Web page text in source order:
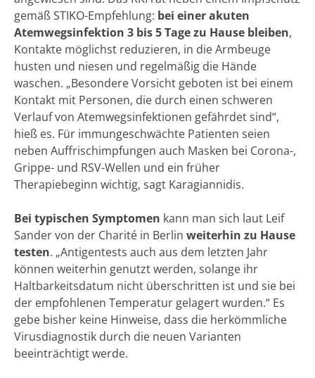
gemäß STIKO-Empfehlung: bei einer akuten
Atemwegsinfektion 3 bis 5 Tage zu Hause bleiben,
Kontakte möglichst reduzieren, in die Armbeuge
husten und niesen und regelmäßig die Hände
waschen. „Besondere Vorsicht geboten ist bei einem
Kontakt mit Personen, die durch einen schweren
Verlauf von Atemwegsinfektionen gefährdet sind“,
hieß es. Für immungeschwächte Patienten seien
neben Auffrischimpfungen auch Masken bei Corona-,
Grippe- und RSV-Wellen und ein früher
Therapiebeginn wichtig, sagt Karagiannidis.
Bei typischen Symptomen kann man sich laut Leif
Sander von der Charité in Berlin weiterhin zu Hause
testen. „Antigentests auch aus dem letzten Jahr
können weiterhin genutzt werden, solange ihr
Haltbarkeitsdatum nicht überschritten ist und sie bei
der empfohlenen Temperatur gelagert wurden.“ Es
gebe bisher keine Hinweise, dass die herkömmliche
Virusdiagnostik durch die neuen Varianten
beeinträchtigt werde.